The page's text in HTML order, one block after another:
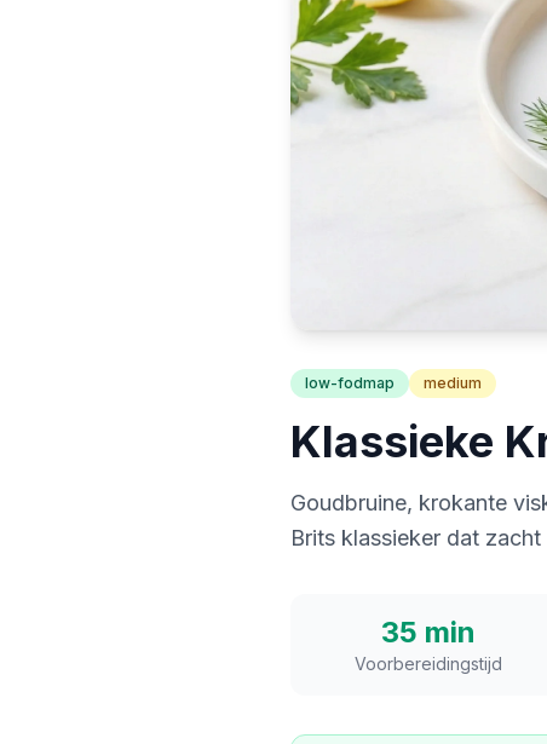
low-fodmap medium
Klassieke
Goudbruine, krokante
Brits klassieker dat
35 min
Voorbereidingstijd